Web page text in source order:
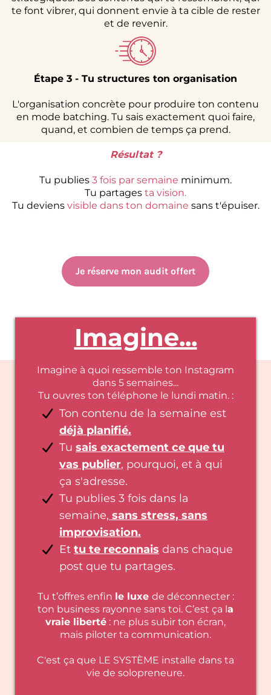
te font vibrer, qui donnent envie à ta cible de rester
et de revenir.
Étape 3 - Tu structures ton organisation
L'organisation concrète pour produire ton contenu
en mode batching. Tu sais exactement quoi faire,
quand, et combien de temps ça prend.
Résultat ?
Tu publies 3 fois par semaine minimum.
Tu partages ta vision.
Tu deviens visible dans ton domaine sans t'épuiser.
Je réserve mon audit offert
Imagine...
Imagine à quoi ressemble ton Instagram
dans 5 semaines...
Tu ouvres ton téléphone le lundi matin. :
Ton contenu de la semaine est
déjà planifié.
Tu sais exactement ce que tu
vas publier, pourquoi, et à qui
ça s'adresse.
Tu publies 3 fois dans la
semaine, sans stress, sans
improvisation.
Et tu te reconnais dans chaque
post que tu partages.
Tu t’offres enfin le luxe de déconnecter :
ton business rayonne sans toi. C’est ça la
vraie liberté : ne plus subir ton écran,
mais piloter ta communication.
C'est ça que LE SYSTÈME installe dans ta
vie de solopreneure.